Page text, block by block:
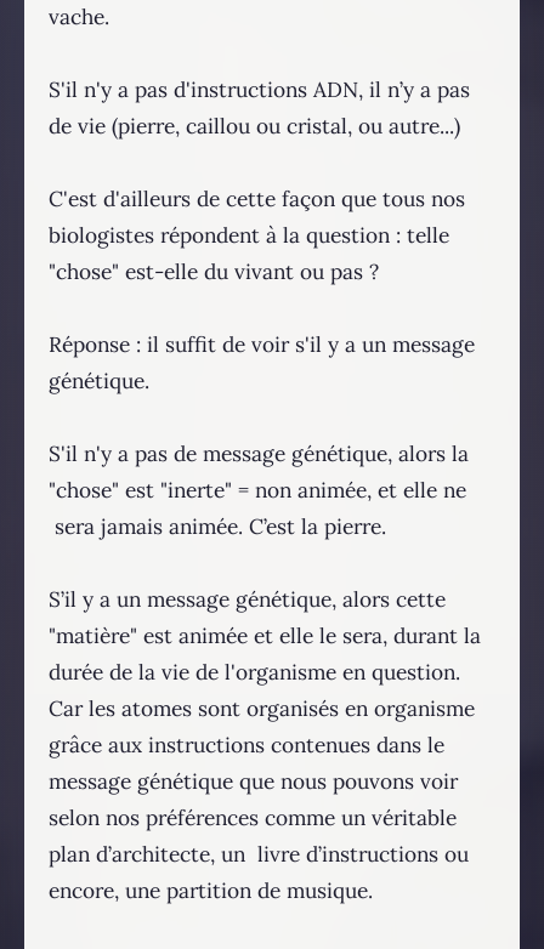
vache.
S'il n'y a pas d'instructions ADN, il n’y a pas
de vie (pierre, caillou ou cristal, ou autre...)
C'est d'ailleurs de cette façon que tous nos
biologistes répondent à la question : telle
"chose" est-elle du vivant ou pas ?
Réponse : il suffit de voir s'il y a un message
génétique.
S'il n'y a pas de message génétique, alors la
"chose" est "inerte" = non animée, et elle ne
sera jamais animée. C’est la pierre.
S’il y a un message génétique, alors cette
"matière" est animée et elle le sera, durant la
durée de la vie de l'organisme en question.
Car les atomes sont organisés en organisme
grâce aux instructions contenues dans le
message génétique que nous pouvons voir
selon nos préférences comme un véritable
plan d’architecte, un livre d’instructions ou
encore, une partition de musique.